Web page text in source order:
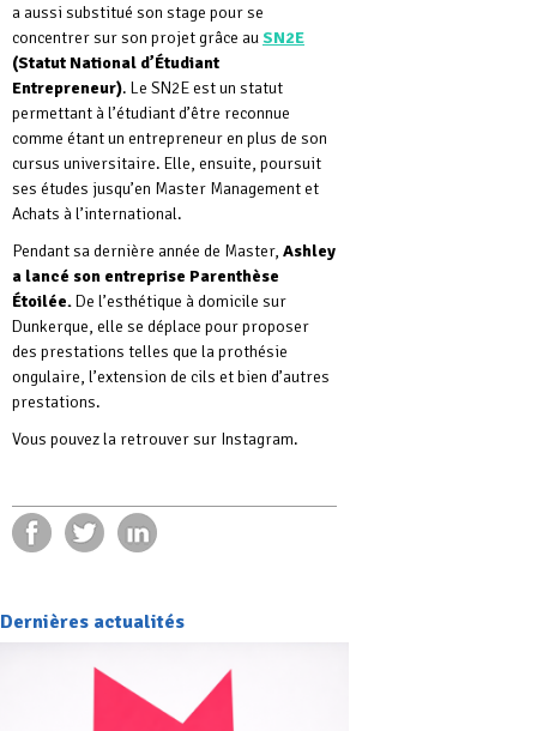
a aussi substitué son stage pour se
concentrer sur son projet grâce au SN2E
(Statut National d’Étudiant
Entrepreneur). Le SN2E est un statut
permettant à l’étudiant d’être reconnue
comme étant un entrepreneur en plus de son
cursus universitaire. Elle, ensuite, poursuit
ses études jusqu’en Master Management et
Achats à l’international.
Pendant sa dernière année de Master, Ashley
a lancé son entreprise Parenthèse
Étoilée.De l’esthétique à domicile sur
Dunkerque, elle se déplace pour proposer
des prestations telles que la prothésie
ongulaire, l’extension de cils et bien d’autres
prestations.
Vous pouvez la retrouver sur Instagram.
Dernières actualités